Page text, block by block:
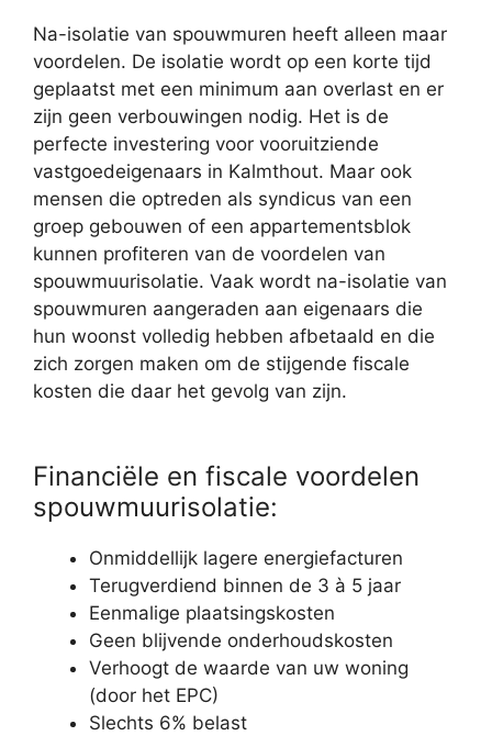
Na-isolatie van spouwmuren heeft alleen maar
voordelen. De isolatie wordt op een korte tijd
geplaatst met een minimum aan overlast en er
zijn geen verbouwingen nodig. Het is de
perfecte investering voor vooruitziende
vastgoedeigenaars in Kalmthout. Maar ook
mensen die optreden als syndicus van een
groep gebouwen of een appartementsblok
kunnen profiteren van de voordelen van
spouwmuurisolatie. Vaak wordt na-isolatie van
spouwmuren aangeraden aan eigenaars die
hun woonst volledig hebben afbetaald en die
zich zorgen maken om de stijgende fiscale
kosten die daar het gevolg van zijn.
Financiële en fiscale voordelen
spouwmuurisolatie:
Onmiddellijk lagere energiefacturen
Terugverdiend binnen de 3 à 5 jaar
Eenmalige plaatsingskosten
Geen blijvende onderhoudskosten
Verhoogt de waarde van uw woning
(door het EPC)
Slechts 6% belast